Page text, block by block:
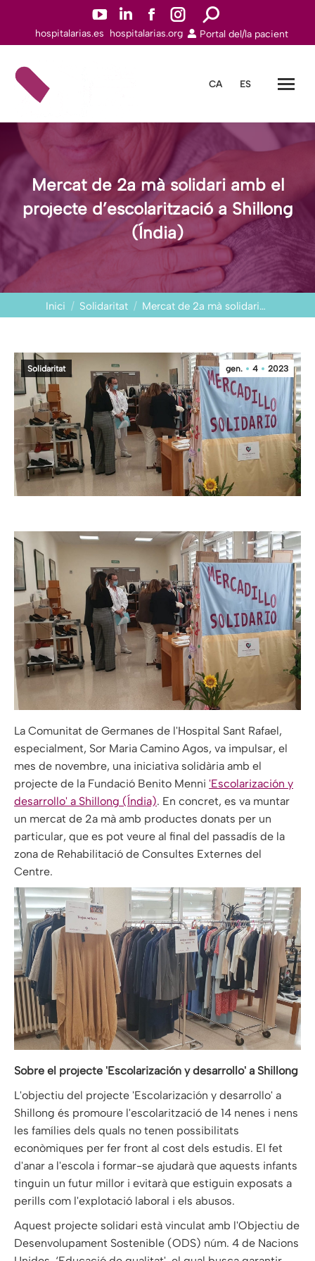
YouTube
page
window
Linkedin
page
window
Facebook
page
window
Instagram
page
window
Search:
hospitalarias.es hospitalarias.org Portal del/la pacient
CA ES
Mercat de 2a mà solidari amb el
projecte d’escolarització a Shillong
(Índia)
You are here:
Inici Solidaritat Mercat de 2a mà solidari…
gen. 4 2023
Solidaritat
La Comunitat de Germanes de l'Hospital Sant Rafael,
especialment, Sor Maria Camino Agos, va impulsar, el
mes de novembre, una iniciativa solidària amb el
projecte de la Fundació Benito Menni 'Escolarización y
desarrollo' a Shillong (Índia). En concret, es va muntar
un mercat de 2a mà amb productes donats per un
particular, que es pot veure al final del passadís de la
zona de Rehabilitació de Consultes Externes del
Centre.
Sobre el projecte 'Escolarización y desarrollo' a Shillong
L'objectiu del projecte 'Escolarización y desarrollo' a
Shillong és promoure l'escolarització de 14 nenes i nens
les famílies dels quals no tenen possibilitats
econòmiques per fer front al cost dels estudis. El fet
d'anar a l'escola i formar-se ajudarà que aquests infants
tinguin un futur millor i evitarà que estiguin exposats a
perills com l'explotació laboral i els abusos.
Aquest projecte solidari està vinculat amb l'Objectiu de
Desenvolupament Sostenible (ODS) núm. 4 de Nacions